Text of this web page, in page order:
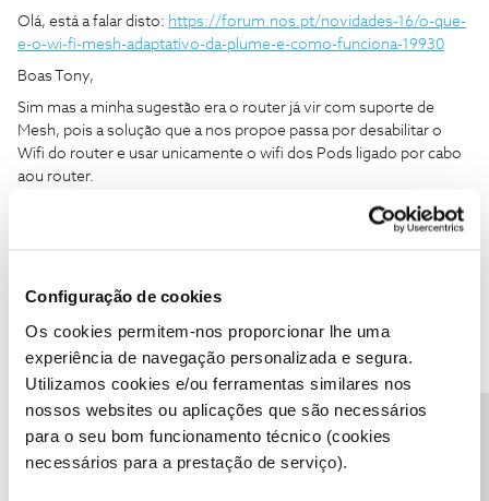
Configuração de cookies
Os cookies permitem-nos proporcionar lhe uma
experiência de navegação personalizada e segura.
Utilizamos cookies e/ou ferramentas similares nos
nossos websites ou aplicações que são necessários
para o seu bom funcionamento técnico (cookies
necessários para a prestação de serviço).
Olá, está a falar disto: https://forum.nos.pt/novidades-16/o-que-
e-o-wi-fi-mesh-adaptativo-da-plume-e-como-funciona-19930
Boas Tony,
Sim mas a minha sugestão era o router já vir com suporte de
Mesh, pois a solução que a nos propoe passa por desabilitar o
Wifi do router e usar unicamente o wifi dos Pods ligado por cabo
aou router.
Se o router já tivesse essa funcionalidade, iria reduzir o numero
de repetidores necessário e permitir aos clientes um maior leque
Inês B. Forum|Forum|5 years ago